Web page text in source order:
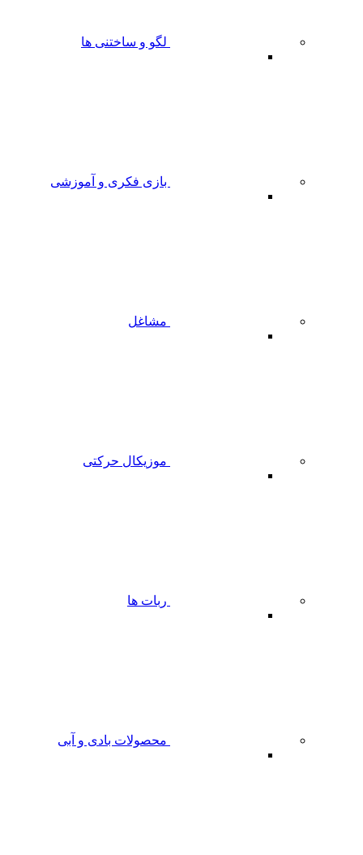
لگو و ساختنی ها
بازی فکری و آموزشی
مشاغل
موزیکال حرکتی
ربات ها
محصولات بادی و آبی